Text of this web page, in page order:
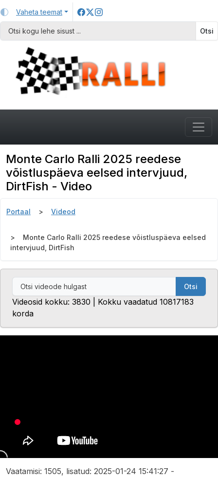
Vaheta teemat
Otsi
Monte Carlo Ralli 2025 reedese
võistluspäeva eelsed intervjuud,
DirtFish - Video
Portaal Videod
Monte Carlo Ralli 2025 reedese võistluspäeva eelsed
intervjuud, DirtFish
Otsi
Videosid kokku: 3830 | Kokku vaadatud 10817183
korda
Vaatamisi: 1505, lisatud: 2025-01-24 15:41:27 -